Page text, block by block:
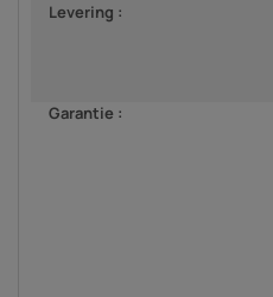
Levering :
Garantie :